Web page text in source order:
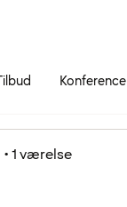
Konference
• 1 værelse